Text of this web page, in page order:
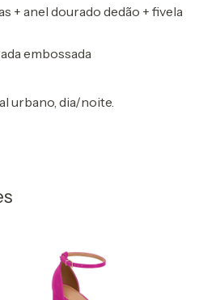
+ anel dourado dedão + fivela
embossada
urbano, dia/noite.